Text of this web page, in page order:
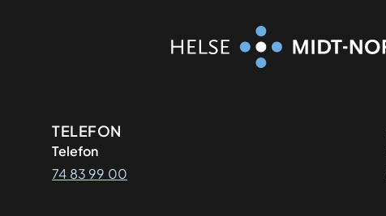
Kontaktinformasjon
TELEFON
Telefon
74 83 99 00